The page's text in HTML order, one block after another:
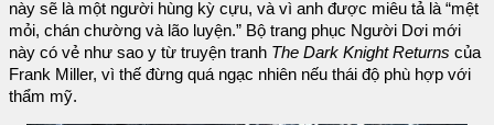
này sẽ là một người hùng kỳ cựu, và vì anh được miêu tả là “mệt
mỏi, chán chường và lão luyện.” Bộ trang phục Người Dơi mới
này có vẻ như sao y từ truyện tranh The Dark Knight Returns của
Frank Miller, vì thế đừng quá ngạc nhiên nếu thái độ phù hợp với
thẩm mỹ.